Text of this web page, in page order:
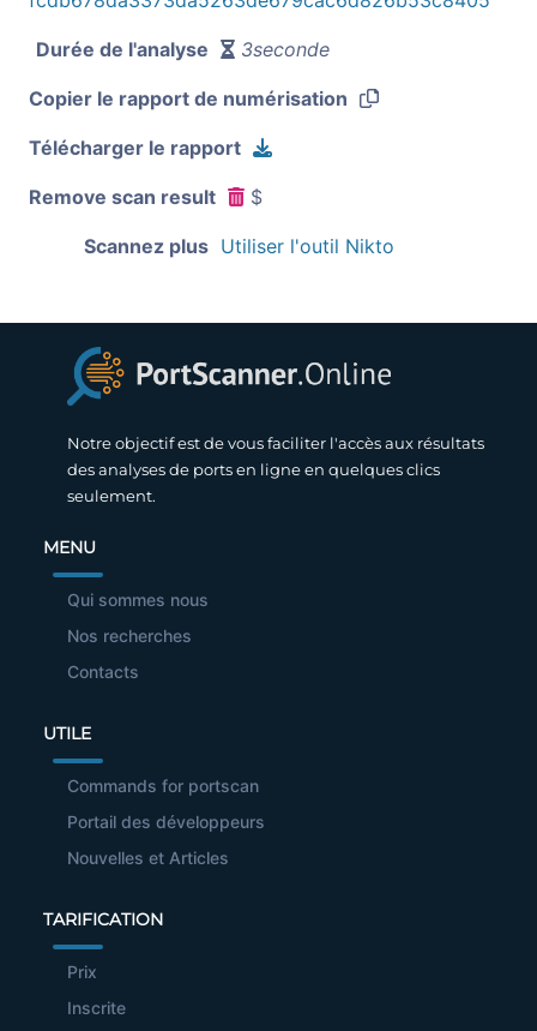
Durée de l'analyse 3seconde
Copier le rapport de numérisation
Télécharger le rapport
Remove scan result $
Scannez plus Utiliser l'outil Nikto
Notre objectif est de vous faciliter l'accès aux résultats
des analyses de ports en ligne en quelques clics
seulement.
MENU
Qui sommes nous
Nos recherches
Contacts
UTILE
Commands for portscan
Portail des développeurs
Nouvelles et Articles
TARIFICATION
Prix
Inscrite